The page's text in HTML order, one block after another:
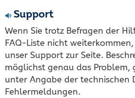
Support
Wenn Sie trotz Befragen der
FAQ-Liste nicht
unser Support zur Seite.
möglichst genau das Problem,
unter Angabe der technischen
Fehlermeldungen.